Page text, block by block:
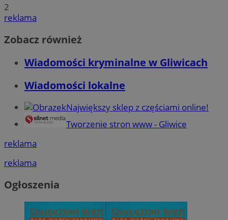
2
reklama
Zobacz również
Wiadomości kryminalne w Gliwicach
Wiadomości lokalne
Największy sklep z częściami online!
Tworzenie stron www - Gliwice
reklama
reklama
Ogłoszenia